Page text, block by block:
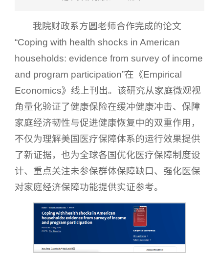
我院财政系方圆老师合作完成的论文
“Coping with health shocks in American
households: evidence from survey of income
and program participation”在《Empirical
Economics》线上刊出。该研究从家庭微观视
角量化验证了健康保险在缓冲健康冲击、保障
家庭经济韧性与促进健康恢复中的双重作用，
不仅为理解美国医疗保障体系的运行效果提供
了新证据，也为全球各国优化医疗保障制度设
计、重点关注未参保群体保障缺口、强化医保
对家庭经济保障功能提供实证参考。